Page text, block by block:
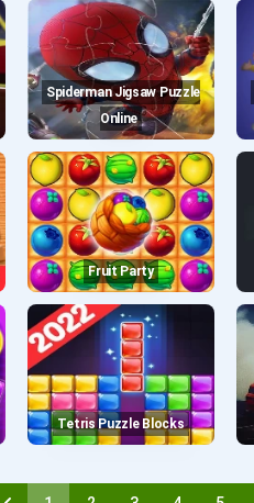
Spiderman Jigsaw Puzzle
Online
Fruit Party
Tetris Puzzle Blocks